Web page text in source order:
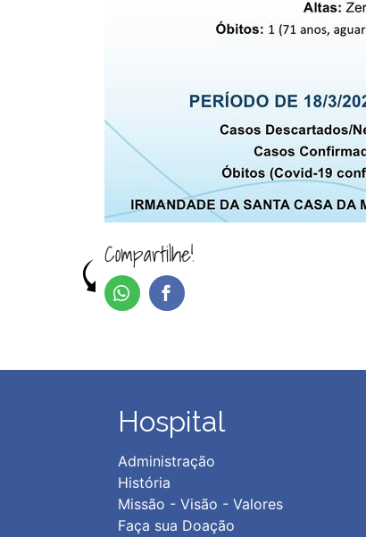
Compartilhe!
Hospital
Administração
História
Missão - Visão - Valores
Faça sua Doação